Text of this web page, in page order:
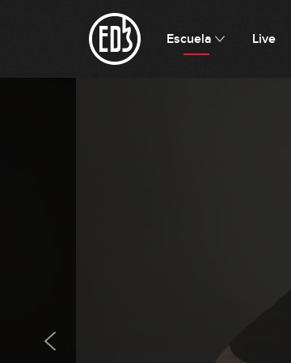
Escuela Live